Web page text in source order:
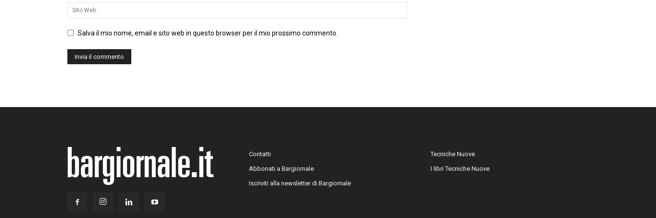
Salva il mio nome, email e sito web in questo browser per il mio prossimo commento.
Contatti
Abbonati a Bargiornale
Iscriviti alla newsletter di Bargiornale
Tecniche Nuove
I libri Tecniche Nuove